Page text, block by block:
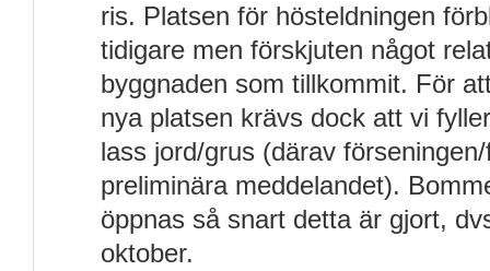
ris. Platsen för hösteldningen
tidigare men förskjuten något
byggnaden som tillkommit. För
nya platsen krävs dock att vi
lass jord/grus (därav
preliminära meddelandet).
öppnas så snart detta är gjort,
oktober.